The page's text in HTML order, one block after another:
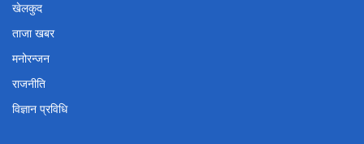
खेलकुद
ताजा खबर
मनोरन्जन
राजनीति
विज्ञान प्रविधि